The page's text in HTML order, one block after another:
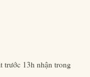
trước 13h nhận trong